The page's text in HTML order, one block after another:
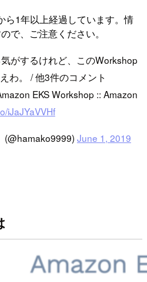
ら1年以上経過しています。情
で、ご注意ください。
がするけれど、このWorkshop
わ。 / 他3件のコメント
EKS Workshop :: Amazon
iJaJYaVVHf
June 1, 2019